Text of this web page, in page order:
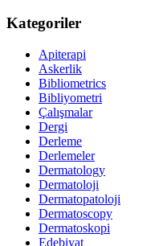
Kategoriler
Apiterapi
Askerlik
Bibliometrics
Bibliyometri
Çalışmalar
Dergi
Derleme
Derlemeler
Dermatology
Dermatoloji
Dermatopatoloji
Dermatoscopy
Dermatoskopi
Edebiyat